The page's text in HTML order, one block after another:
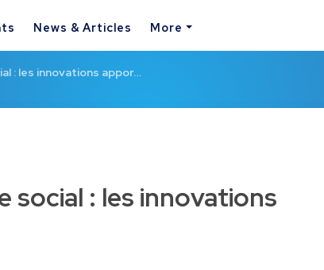
News & Articles More
: les innovations appor…
social : les innovations